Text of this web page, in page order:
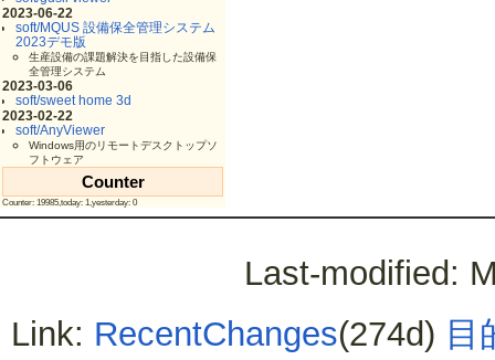
2023-06-22
soft/MQUS 設備保全管理システム
2023デモ版
生産設備の課題解決を目指した設備保
全管理システム
2023-03-06
soft/sweet home 3d
2023-02-22
soft/AnyViewer
Windows用のリモートデスクトップソ
フトウェア
Counter
Counter: 19985,today: 1,yesterday: 0
Last-modified:
Link: RecentChanges(274d) 目